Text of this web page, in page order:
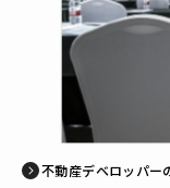
不動産デベロッパー